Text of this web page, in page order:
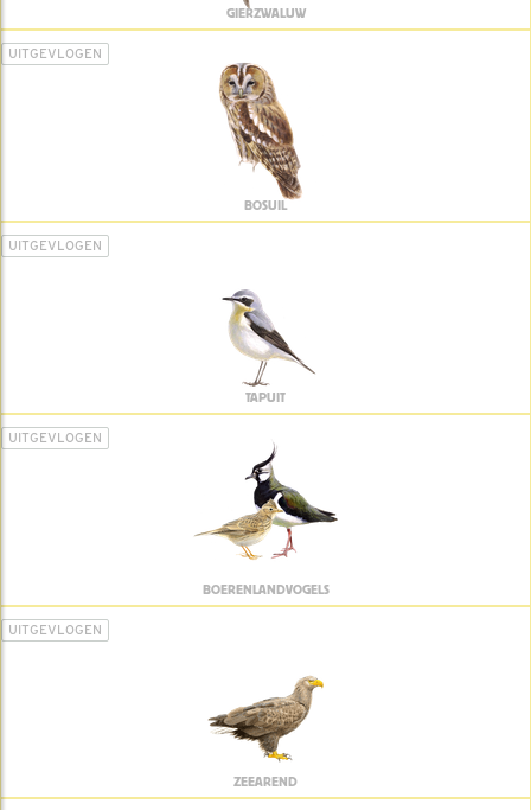
GIERZWALUW
UITGEVLOGEN
BOSUIL
UITGEVLOGEN
TAPUIT
UITGEVLOGEN
BOERENLANDVOGELS
UITGEVLOGEN
ZEEAREND